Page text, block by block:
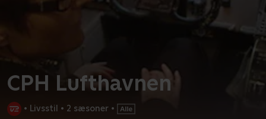
CPH Lufthavnen
• Livsstil • 2 sæsoner •